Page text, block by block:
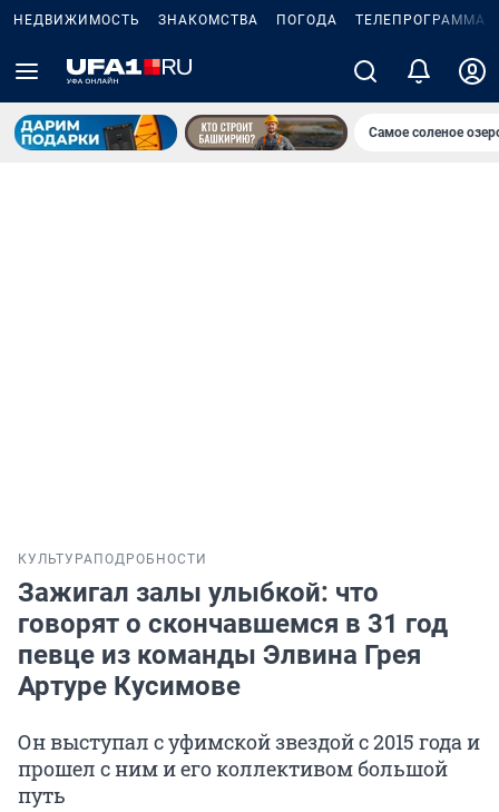
НЕДВИЖИМОСТЬ ЗНАКОМСТВА ПОГОДА ТЕЛЕПРОГРАММА
Самое соленое
КУЛЬТУРА ПОДРОБНОСТИ
Зажигал залы улыбкой: что
говорят о скончавшемся в 31 год
певце из команды Элвина Грея
Артуре Кусимове
Он выступал с уфимской звездой с 2015 года и
прошел с ним и его коллективом большой
путь